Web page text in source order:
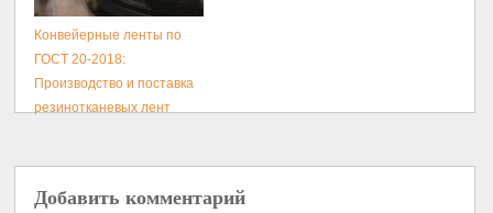
Конвейерные ленты по
ГОСТ 20-2018:
Производство и поставка
резинотканевых лент
Добавить комментарий